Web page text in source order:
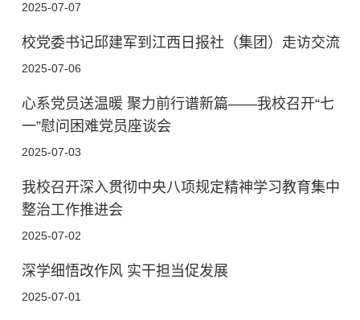
2025-07-07
校党委书记邱建军到江西日报社（集团）走访交流
2025-07-06
心系党员送温暖 聚力前行谱新篇——我校召开“七
一”慰问困难党员座谈会
2025-07-03
我校召开深入贯彻中央八项规定精神学习教育集中
整治工作推进会
2025-07-02
深学细悟改作风 实干担当促发展
2025-07-01